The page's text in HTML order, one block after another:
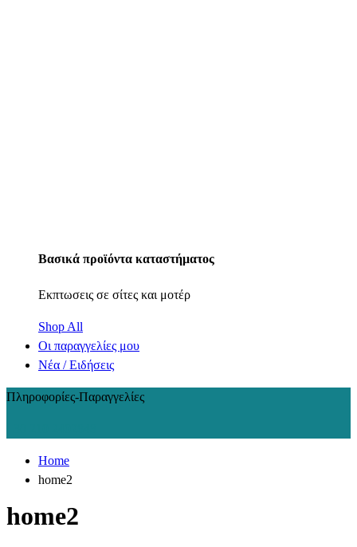
Βασικά προϊόντα καταστήματος
Εκπτωσεις σε σίτες και μοτέρ
Shop All
Οι παραγγελίες μου
Νέα / Ειδήσεις
Πληροφορίες-Παραγγελίες
Home
home2
home2